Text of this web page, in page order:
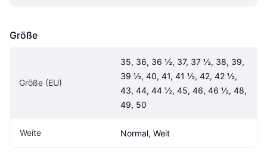
Größe
Größe (EU)
35, 36, 36 ½, 37, 37 ½, 38, 39,
39 ½, 40, 41, 41 ½, 42, 42 ½,
43, 44, 44 ½, 45, 46, 46 ½, 48,
49, 50
Weite Normal, Weit